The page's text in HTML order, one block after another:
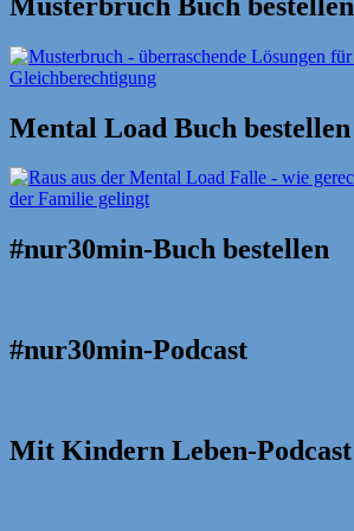
Mental Load Buch bestellen
#nur30min-Buch bestellen
#nur30min-Podcast
Mit Kindern Leben-Podcast